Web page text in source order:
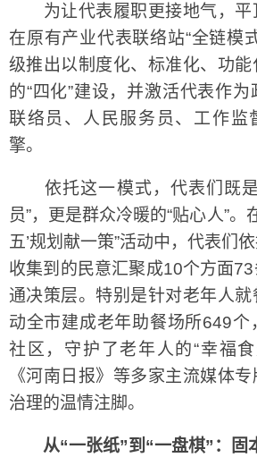
为让代表履职更接地气，平
在原有产业代表联络站“全链模
级推出以制度化、标准化、功
的“四化”建设，并激活代表作
联络员、人民服务员、工作监
擎。
依托这一模式，代表们既是
员”，更是群众冷暖的“贴心人”。
五’规划献一策”活动中，代表们
收集到的民意汇聚成10个方面
通决策层。特别是针对老年人
动全市建成老年助餐场所649个
社区，守护了老年人的“幸福
《河南日报》等多家主流媒体
治理的温情注脚。
从“一张纸”到“一盘棋”：固